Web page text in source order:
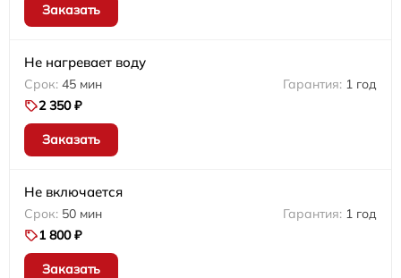
Заказать
Не нагревает воду
45 мин
1 год
2 350 ₽
Заказать
Не включается
50 мин
1 год
1 800 ₽
Заказать